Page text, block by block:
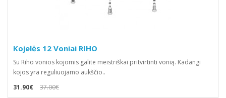
Kojelės 12 Voniai RIHO
Su Riho vonios kojomis galite meistriškai pritvirtinti vonią. Kadangi
kojos yra reguliuojamo aukščio..
31.90€
37.00€